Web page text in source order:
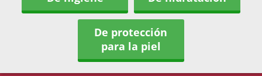
De protección
para la piel